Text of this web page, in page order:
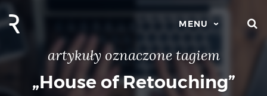
MENU
artykuły oznaczone tagiem
„House of Retouching”